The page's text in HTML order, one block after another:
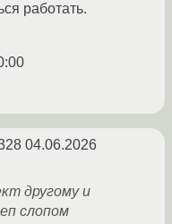
работать.
04.06.2026
другому и
слопом